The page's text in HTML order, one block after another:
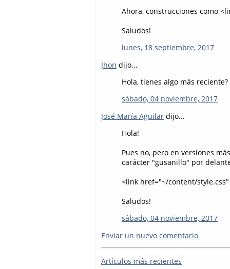
Ahora, construcciones como
Saludos!
lunes, 18 septiembre, 2017
Jhon dijo...
Hola, tienes algo más
sábado, 04 noviembre, 2017
José María Aguilar dijo...
Hola!
Pues no, pero en versiones
carácter "gusanillo" por
<link href="~/content/
Saludos!
sábado, 04 noviembre, 2017
Enviar un nuevo comentario
Artículos más recientes